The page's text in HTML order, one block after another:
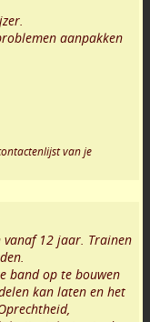
aanpakken
van je
vanaf 12 jaar. Trainen
band op te bouwen
kan laten en het